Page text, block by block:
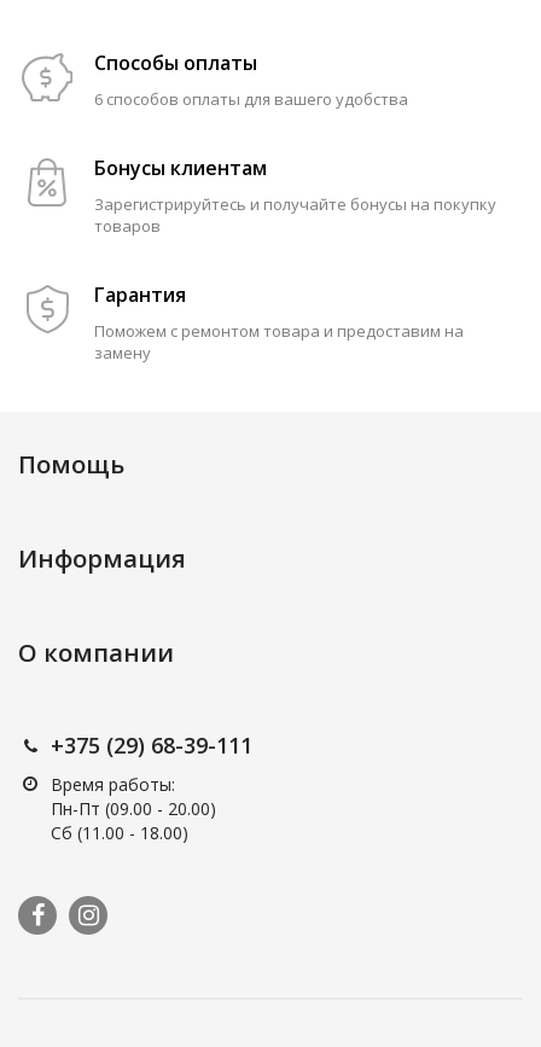
Способы оплаты
6 способов оплаты для вашего удобства
Бонусы клиентам
Зарегистрируйтесь и получайте бонусы на покупку
товаров
Гарантия
Поможем с ремонтом товара и предоставим на
замену
Помощь
Информация
О компании
+375 (29) 68-39-111
Время работы:
Пн-Пт (09.00 - 20.00)
Сб (11.00 - 18.00)